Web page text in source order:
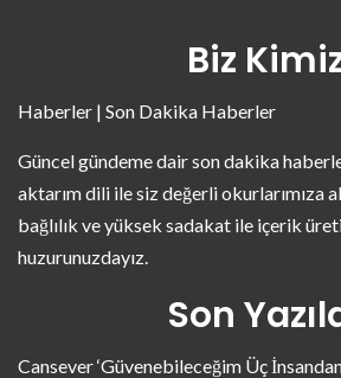
Biz
Haberler | Son Dakika Haberler
Güncel gündeme dair son dakika
aktarım dili ile siz değerli okurlarımıza
bağlılık ve yüksek sadakat ile içerik
huzurunuzdayız.
Son
Cansever ‘Güvenebileceğim Üç